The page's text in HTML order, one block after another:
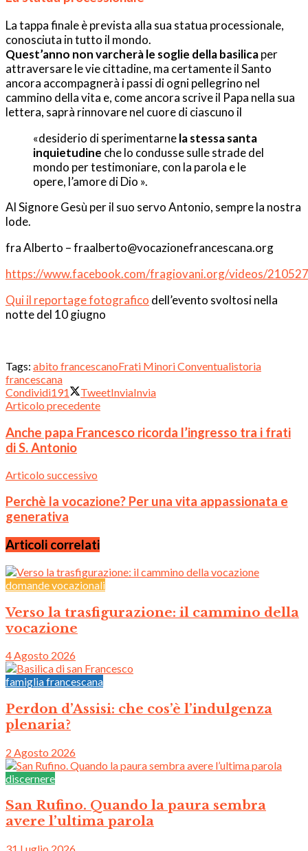
La tappa finale è prevista alla sua statua processionale,
conosciuta in tutto il mondo.
Quest’anno non varcherà le soglie della basilicaper
attraversare le vie cittadine, ma certamente il Santo
ancora accompagnerà i passi di ogni pellegrino nel
cammino della vita e, come ancora scrive il Papa nella sua
lettera, saprà rinnovare nel cuore di ciascuno il
«desiderio di sperimentarnela stessa santa
inquietudine che lo condusse sulle strade del
mondo per testimoniare, con la parola e le
opere, l’amore di Dio ».
Al Signore Gesù per il suo servo Antonio, sempre la nostra
lode.
fra Alberto – fraalberto@vocazionefrancescana.org
https://www.facebook.com/fragiovani.org/videos/
Qui il reportage fotografico dell’evento svoltosi nella
notte del 10 giugno
Tags: abito francescanoFrati Minori Conventualistoria
francescana
Condividi191 TweetInviaInvia
Articolo precedente
Anche papa Francesco ricorda l’ingresso tra i frati
di S. Antonio
Articolo successivo
Perchè la vocazione? Per una vita appassionata e
generativa
Articoli correlati
domande vocazionali
Verso la trasfigurazione: il cammino della
vocazione
4 Agosto 2026
famiglia francescana
Perdon d’Assisi: che cos’è l’indulgenza
plenaria?
2 Agosto 2026
discernere
San Rufino. Quando la paura sembra
avere l’ultima parola